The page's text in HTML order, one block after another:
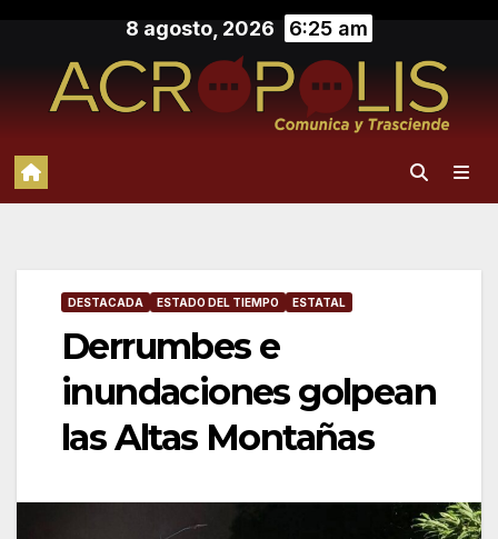
contenido
8 agosto, 2026 6:25 am
DESTACADA ESTADO DEL TIEMPO ESTATAL
Derrumbes e
inundaciones golpean
las Altas Montañas